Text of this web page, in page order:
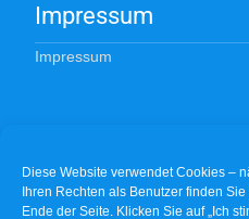
Diese Website verwendet Cookies –
Ihren Rechten als Benutzer finden
Ende der Seite. Klicken Sie auf „Ich
Impressum
Impressum
DSGVO